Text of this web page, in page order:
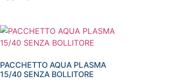
PACCHETTO AQUA PLASMA
15/40 SENZA BOLLITORE